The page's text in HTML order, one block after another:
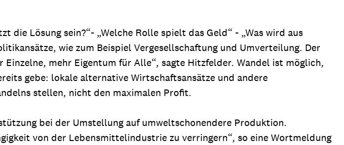
Lösung sein?“- „Welche Rolle spielt das Geld“ - „Was wird aus
wie zum Beispiel Vergesellschaftung und Umverteilung. Der
mehr Eigentum für Alle“, sagte Hitzfelder. Wandel ist möglich,
gebe: lokale alternative Wirtschaftsansätze und andere
stellen, nicht den maximalen Profit.
bei der Umstellung auf umweltschonendere Produktion.
von der Lebensmittelindustrie zu verringern“, so eine Wortmeldung